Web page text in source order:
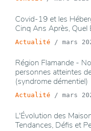
Covid-19 et les
Cinq Ans Après, Quel
Actualité / mars
Région Flamande -
personnes atteintes
(syndrome démentiel)
Actualité / mars
L'Évolution des
Tendances, Défis et